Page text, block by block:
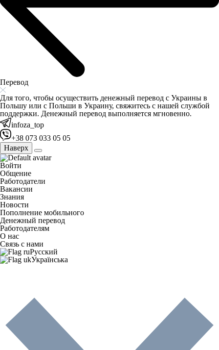
Перевод
Для того, чтобы осуществить денежный перевод с Украины в
Польшу или с Польши в Украину, свяжитесь с нашей службой
поддержки. Денежный перевод выполняется мгновенно.
infoza_top
+38 073 033 05 05
Наверх
Войти
Общение
Работодатели
Вакансии
Знания
Новости
Пополнение мобильного
Денежный перевод
Работодателям
О нас
Связь с нами
Русский
Українська